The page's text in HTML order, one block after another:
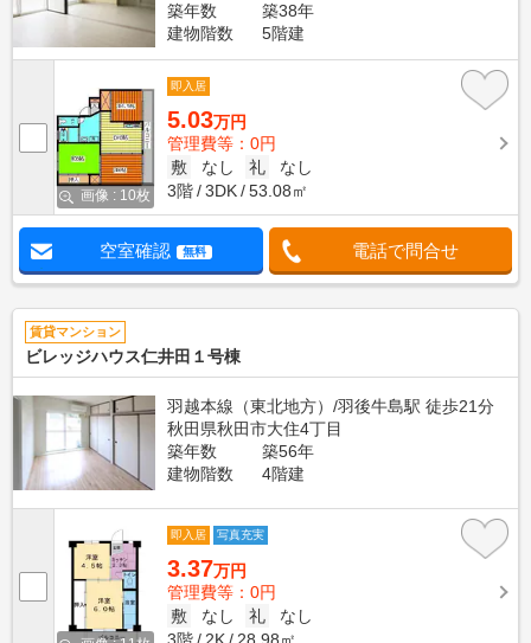
築年数
築38年
建物階数
5階建
画像 : 10枚
即入居
5.03万円
管理費等：0円
敷
なし 礼
なし
3階
3DK 53.08㎡
空室確認 無料 電話で問合せ
賃貸マンション
ビレッジハウス仁井田１号棟
羽越本線（東北地方）/羽後牛島駅 徒歩21分
秋田県秋田市大住4丁目
築年数
築56年
建物階数
4階建
即入居 写真充実
3.37万円
管理費等：0円
敷
なし 礼
なし